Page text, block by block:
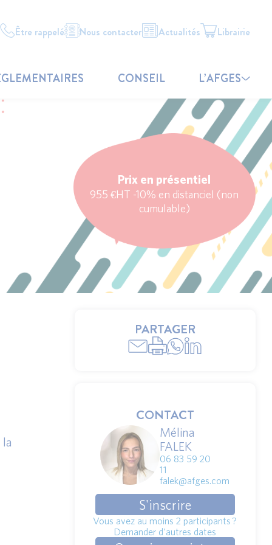
Être rappelé Nous contacter Actualités Librairie
CONSEIL L’AFGES
Prix en présentiel
955 €HT -10% en distanciel (non
cumulable)
PARTAGER
CONTACT
Mélina
FALEK
06 83 59 20
11
falek@afges.com
S'inscrire
Vous avez au moins 2 participants ?
Demander d'autres dates